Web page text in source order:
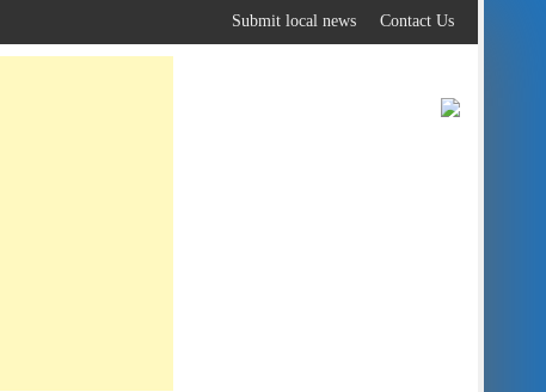
to
content
Contact Us
Submit local news